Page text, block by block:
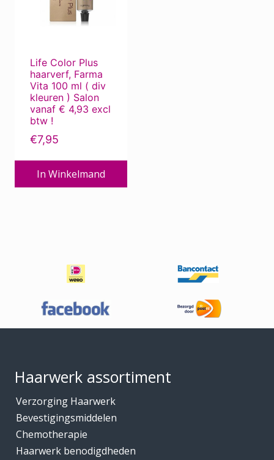
Beauty Pillow
Bevestigingsmiddelen
Borstels
Chemotherapie
Corona produkten
Dierverzorging
ECO-kapper, met oog voor milieu
Haar / Hoofdhuidproblemen
Haaraccessoires
Haarband / accessoires
Haarstukken
Hoofdhuidverzorging
Hygiene
Kammen
Life Color Plus
haarverf, Farma
Vita 100 ml ( div
kleuren ) Salon
vanaf € 4,93 excl
btw !
€7,95
In Winkelmand
worden
productpagina
Haarwerk assortiment
Verzorging Haarwerk
Bevestigingsmiddelen
Chemotherapie
Haarwerk benodigdheden